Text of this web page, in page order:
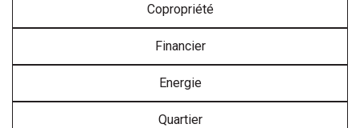
Copropriété
Financier
Energie
Quartier